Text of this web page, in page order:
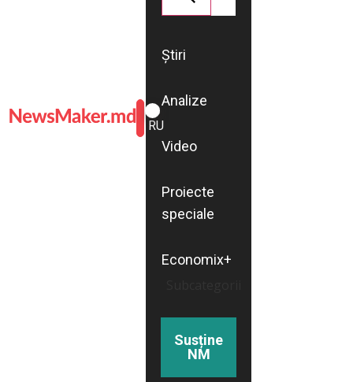
ROMÂNĂ
RU
Știri
Analize
Video
Proiecte
speciale
Economix+
Susține
NM